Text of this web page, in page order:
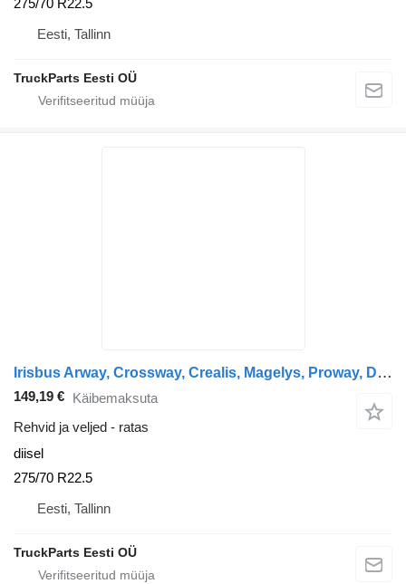
275/70 R22.5
Eesti, Tallinn
TruckParts Eesti OÜ
Irisbus Arway, Crossway, Crealis, Magelys, Proway, Daily Tourys (2006-) Sava CROSSWAY (01.06-)
149,19 € Käibemaksuta
Rehvid ja veljed - ratas
diisel
275/70 R22.5
Eesti, Tallinn
TruckParts Eesti OÜ